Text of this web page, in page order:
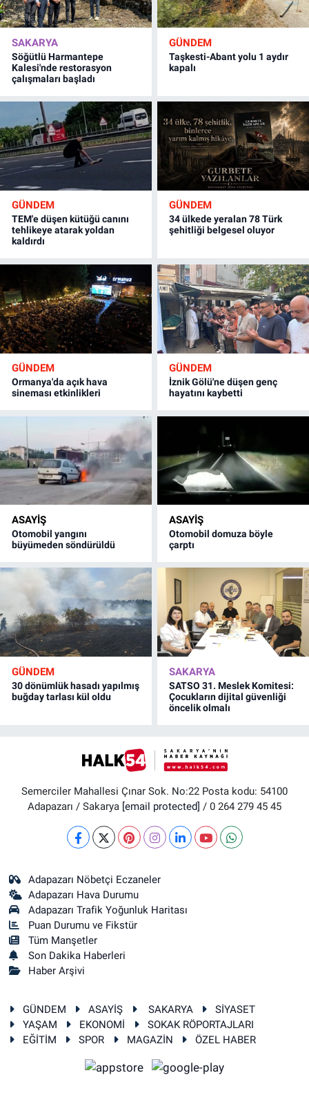
SAKARYA
Söğütlü Harmantepe
Kalesi'nde restorasyon
çalışmaları başladı
GÜNDEM
Taşkesti-Abant yolu 1 aydır
kapalı
GÜNDEM
TEM'e düşen kütüğü canını
tehlikeye atarak yoldan
kaldırdı
GÜNDEM
34 ülkede yeralan 78 Türk
şehitliği belgesel oluyor
GÜNDEM
Ormanya'da açık hava
sineması etkinlikleri
GÜNDEM
İznik Gölü'ne düşen genç
hayatını kaybetti
ASAYİŞ
Otomobil yangını
büyümeden söndürüldü
ASAYİŞ
Otomobil domuza böyle
çarptı
GÜNDEM
30 dönümlük hasadı yapılmış
buğday tarlası kül oldu
SAKARYA
SATSO 31. Meslek Komitesi:
Çocukların dijital güvenliği
öncelik olmalı
Semerciler Mahallesi Çınar Sok. No:22 Posta kodu: 54100
Adapazarı / Sakarya [email protected] / 0 264 279 45 45
Adapazarı Nöbetçi Eczaneler
Adapazarı Hava Durumu
Adapazarı Trafik Yoğunluk Haritası
Puan Durumu ve Fikstür
Tüm Manşetler
Son Dakika Haberleri
Haber Arşivi
GÜNDEM ASAYİŞ SAKARYA
SİYASET
YAŞAM
EKONOMİ
SOKAK RÖPORTAJLARI
EĞİTİM
SPOR MAGAZİN ÖZEL HABER